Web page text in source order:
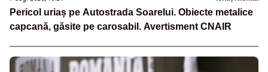
Pericol uriaș pe Autostrada Soarelui. Obiecte metalice
capcană, găsite pe carosabil. Avertisment CNAIR